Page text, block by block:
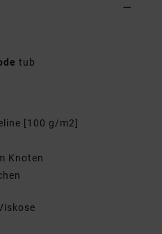
tub
[100 g/m2]
Knoten